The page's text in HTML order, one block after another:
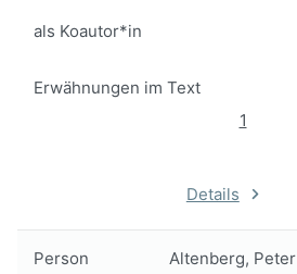
als Koautor*in
Erwähnungen im Text
1
Details
Person Altenberg, Peter